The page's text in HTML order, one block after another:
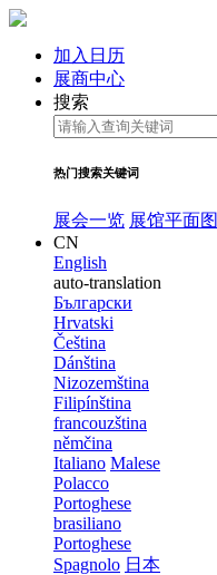
加入日历
展商中心
搜索
热门搜索关键词
展会一览 展馆平面图
CN
English
auto-translation
Български
Hrvatski
Čeština
Dánština
Nizozemština
Filipínština
francouzština
němčina
Italiano Malese
Polacco
Portoghese
brasiliano
Portoghese
Spagnolo 日本